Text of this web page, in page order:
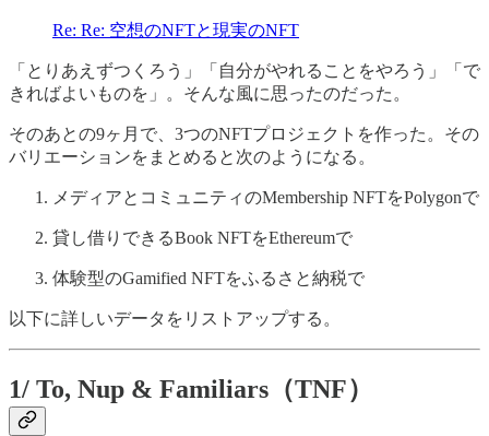
Re: Re: 空想のNFTと現実のNFT
「とりあえずつくろう」「自分がやれることをやろう」「で
きればよいものを」。そんな風に思ったのだった。
そのあとの9ヶ月で、3つのNFTプロジェクトを作った。その
バリエーションをまとめると次のようになる。
メディアとコミュニティのMembership NFTをPolygonで
貸し借りできるBook NFTをEthereumで
体験型のGamified NFTをふるさと納税で
以下に詳しいデータをリストアップする。
1/ To, Nup & Familiars（TNF）